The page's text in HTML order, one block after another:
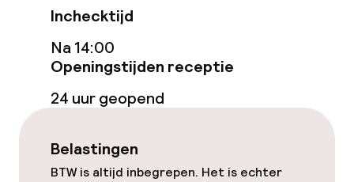
Massage
Entertainment
TV lounge
Inchecktijd
Na 14:00
Openingstijden receptie
24 uur geopend
Belastingen
BTW is altijd inbegrepen. Het is echter